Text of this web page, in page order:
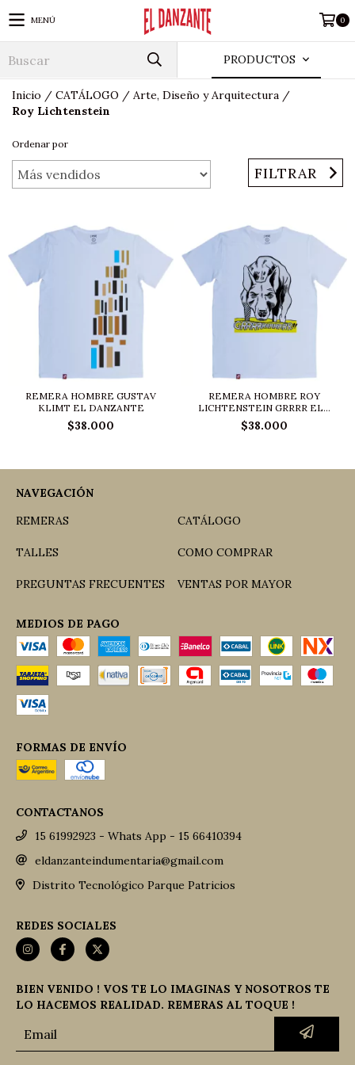
MENÚ 0
PRODUCTOS
Inicio / CATÁLOGO / Arte, Diseño y Arquitectura /
Roy Lichtenstein
Ordenar por
FILTRAR
REMERA HOMBRE GUSTAV
KLIMT EL DANZANTE
$38.000
REMERA HOMBRE ROY
LICHTENSTEIN GRRRR EL...
$38.000
NAVEGACIÓN
REMERAS
CATÁLOGO
TALLES COMO COMPRAR
PREGUNTAS FRECUENTES VENTAS POR MAYOR
MEDIOS DE PAGO
FORMAS DE ENVÍO
CONTACTANOS
15 61992923 - Whats App - 15 66410394
eldanzanteindumentaria@gmail.com
Distrito Tecnológico Parque Patricios
REDES SOCIALES
BIEN VENIDO ! VOS TE LO IMAGINAS Y NOSOTROS TE
LO HACEMOS REALIDAD. REMERAS AL TOQUE !